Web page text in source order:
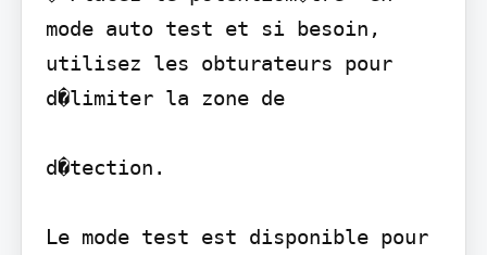
mode auto test et si besoin,
utilisez les obturateurs pour
d�limiter la zone de
d�tection.
Le mode test est disponible pour